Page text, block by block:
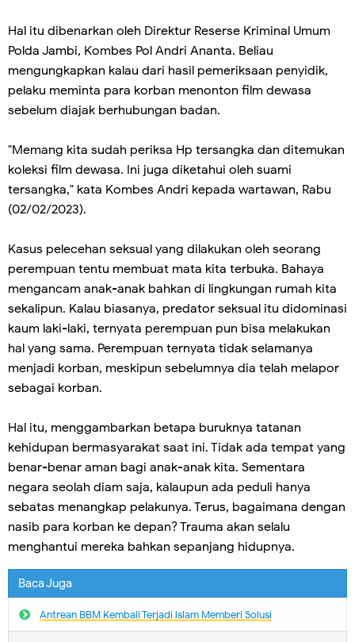
Hal itu dibenarkan oleh Direktur Reserse Kriminal Umum
Polda Jambi, Kombes Pol Andri Ananta. Beliau
mengungkapkan kalau dari hasil pemeriksaan penyidik,
pelaku meminta para korban menonton film dewasa
sebelum diajak berhubungan badan.
"Memang kita sudah periksa Hp tersangka dan ditemukan
koleksi film dewasa. Ini juga diketahui oleh suami
tersangka," kata Kombes Andri kepada wartawan, Rabu
(02/02/2023).
Kasus pelecehan seksual yang dilakukan oleh seorang
perempuan tentu membuat mata kita terbuka. Bahaya
mengancam anak-anak bahkan di lingkungan rumah kita
sekalipun. Kalau biasanya, predator seksual itu didominasi
kaum laki-laki, ternyata perempuan pun bisa melakukan
hal yang sama. Perempuan ternyata tidak selamanya
menjadi korban, meskipun sebelumnya dia telah melapor
sebagai korban.
Hal itu, menggambarkan betapa buruknya tatanan
kehidupan bermasyarakat saat ini. Tidak ada tempat yang
benar-benar aman bagi anak-anak kita. Sementara
negara seolah diam saja, kalaupun ada peduli hanya
sebatas menangkap pelakunya. Terus, bagaimana dengan
nasib para korban ke depan? Trauma akan selalu
menghantui mereka bahkan sepanjang hidupnya.
Baca Juga
Antrean BBM Kembali Terjadi lslam Memberi Solusi